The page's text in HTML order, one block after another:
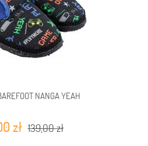
NANGA YEAH
zł 139,00 zł